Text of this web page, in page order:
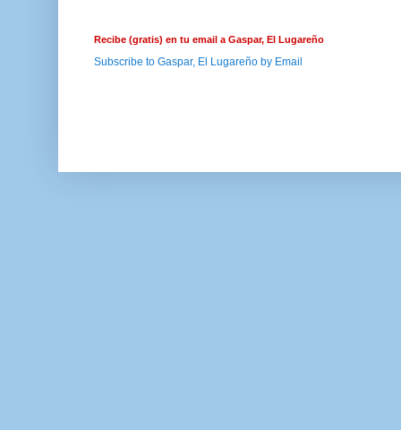
Recibe (gratis) en tu email a Gaspar, El Lugareño
Subscribe to Gaspar, El Lugareño by Email